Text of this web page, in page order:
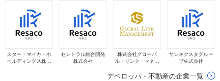
スター・マイカ・ホ
ールディングス株式
セントラル総合開発
株式会社
株式会社グローバ
ル・リンク・マネジ
サンネクスタグルー
プ株式会社
デベロッパ・不動産の企業一覧